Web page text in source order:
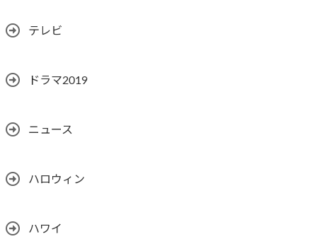
テレビ
ドラマ2019
ニュース
ハロウィン
ハワイ